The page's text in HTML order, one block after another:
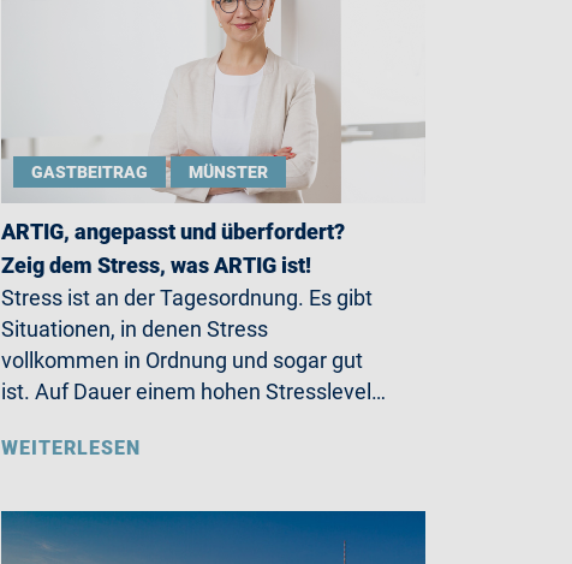
GASTBEITRAG MÜNSTER
ARTIG, angepasst und überfordert?
Zeig dem Stress, was ARTIG ist!
Stress ist an der Tagesordnung. Es gibt
Situationen, in denen Stress
vollkommen in Ordnung und sogar gut
ist. Auf Dauer einem hohen Stresslevel…
WEITERLESEN